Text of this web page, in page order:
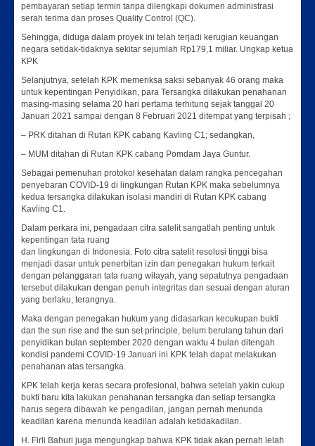
pembayaran setiap termin tanpa dilengkapi dokumen administrasi
serah terima dan proses Quality Control (QC).
Sehingga, diduga dalam proyek ini telah terjadi kerugian keuangan
negara setidak-tidaknya sekitar sejumlah Rp179,1 miliar. Ungkap ketua
KPK
Selanjutnya, setelah KPK memeriksa saksi sebanyak 46 orang maka
untuk kepentingan Penyidikan, para Tersangka dilakukan penahanan
masing-masing selama 20 hari pertama terhitung sejak tanggal 20
Januari 2021 sampai dengan 8 Februari 2021 ditempat yang terpisah ;
– PRK ditahan di Rutan KPK cabang Kavling C1; sedangkan,
– MUM ditahan di Rutan KPK cabang Pomdam Jaya Guntur.
Sebagai pemenuhan protokol kesehatan dalam rangka pencegahan
penyebaran COVID-19 di lingkungan Rutan KPK maka sebelumnya
kedua tersangka dilakukan isolasi mandiri di Rutan KPK cabang
Kavling C1.
Dalam perkara ini, pengadaan citra satelit sangatlah penting untuk
kepentingan tata ruang
dan lingkungan di Indonesia. Foto citra satelit resolusi tinggi bisa
menjadi dasar untuk penerbitan izin dan penegakan hukum terkait
dengan pelanggaran tata ruang wilayah, yang sepatutnya pengadaan
tersebut dilakukan dengan penuh integritas dan sesuai dengan aturan
yang berlaku, terangnya.
Maka dengan penegakan hukum yang didasarkan kecukupan bukti
dan the sun rise and the sun set principle, belum berulang tahun dari
penyidikan bulan september 2020 dengan waktu 4 bulan ditengah
kondisi pandemi COVID-19 Januari ini KPK telah dapat melakukan
penahanan atas tersangka.
KPK telah kerja keras secara profesional, bahwa setelah yakin cukup
bukti baru kita lakukan penahanan tersangka dan setiap tersangka
harus segera dibawah ke pengadilan, jangan pernah menunda
keadilan karena menunda keadilan adalah ketidakadilan.
H. Firli Bahuri juga mengungkap bahwa KPK tidak akan pernah lelah